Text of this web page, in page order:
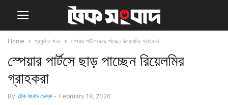
Home প্রযুক্তি খবর স্পেয়ার পার্টসে ছাড় পাচ্ছেন রিয়েলমির গ্রাহকরা
স্পেয়ার পার্টসে ছাড় পাচ্ছেন রিয়েলমির
গ্রাহকরা
By টেক সংবাদ ডেস্ক - February 19, 2026